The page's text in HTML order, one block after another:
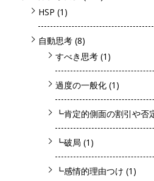
HSP (1)
自動思考 (8)
すべき思考 (1)
過度の一般化 (1)
┗肯定的側面の割引や否
┗破局 (1)
┗感情的理由つけ (1)